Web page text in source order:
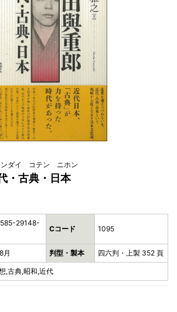
ンダイ コテン ニホン
・古典・日本
29148-
Cコード 1095
月 判型・製本 四六判・上製 352 頁
,古典,昭和,近代